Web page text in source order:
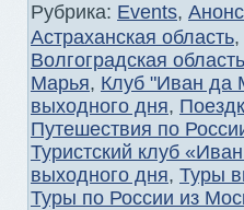
Рубрика: Events,
Астраханская область,
Волгоградская область
Марья, Клуб "Иван да
выходного дня,
Путешествия по
Туристский клуб
выходного дня, Туры
Туры по России из